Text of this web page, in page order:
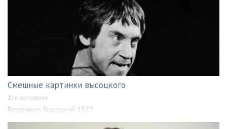
Смешные картинки высоцкого
Для настроения
Владимир Высоцкий 1972